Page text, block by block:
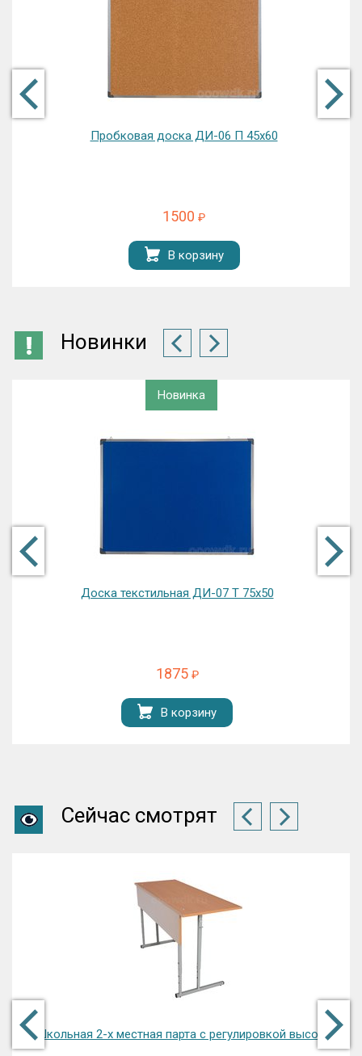
Доска магнитная трехэлементная комбинированная
9000
В корзину
Новинки
Новинка
Доска текстильная ДИ-07 Т 75x50
1875 ₽
В корзину
Сейчас смотрят
Школьная 2-х местная парта с регулировкой высоты